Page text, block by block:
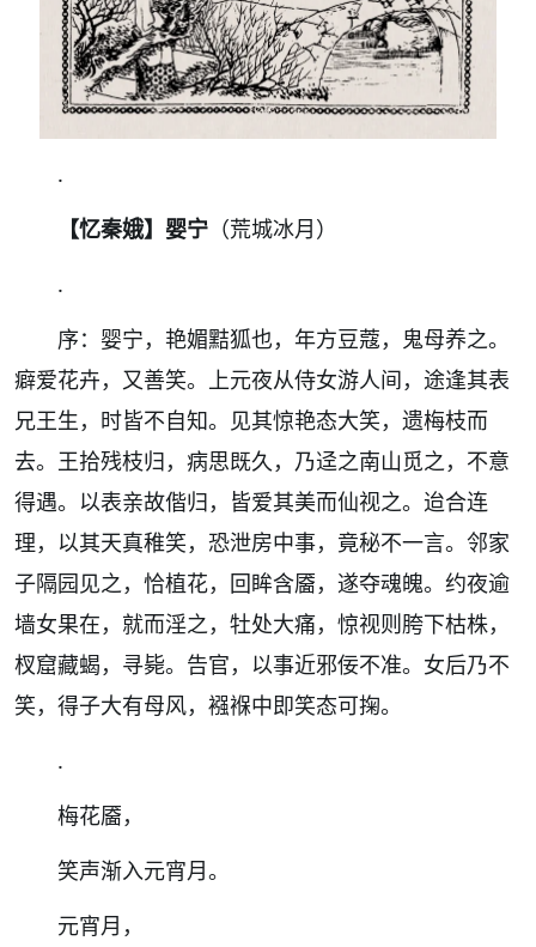
.
【忆秦娥】婴宁 （荒城冰月）
.
序：婴宁，艳媚黠狐也，年方豆蔻，鬼母养之。
癖爱花卉，又善笑。上元夜从侍女游人间，途逢其表
兄王生，时皆不自知。见其惊艳态大笑，遗梅枝而
去。王拾残枝归，病思既久，乃迳之南山觅之，不意
得遇。以表亲故偕归，皆爱其美而仙视之。迨合连
理，以其天真稚笑，恐泄房中事，竟秘不一言。邻家
子隔园见之，恰植花，回眸含靥，遂夺魂魄。约夜逾
墙女果在，就而淫之，牡处大痛，惊视则胯下枯株，
杈窟藏蝎，寻毙。告官，以事近邪佞不准。女后乃不
笑，得子大有母风，襁褓中即笑态可掬。
.
梅花靥，
笑声渐入元宵月。
元宵月，